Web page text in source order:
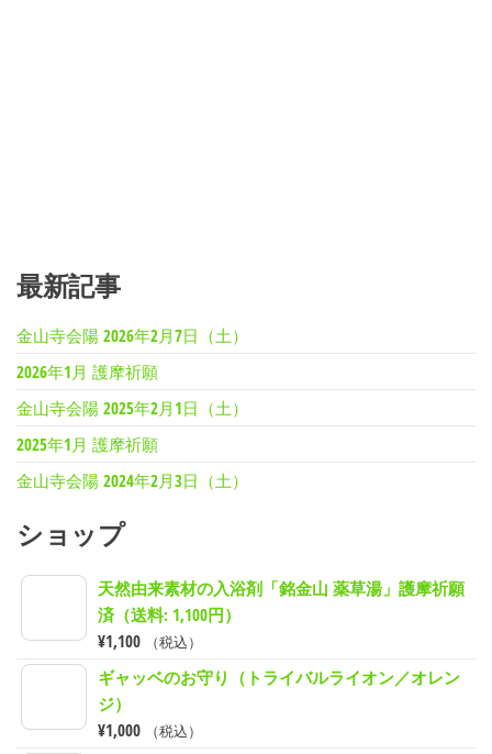
最新記事
金山寺会陽 2026年2月7日（土）
2026年1月 護摩祈願
金山寺会陽 2025年2月1日（土）
2025年1月 護摩祈願
金山寺会陽 2024年2月3日（土）
ショップ
天然由来素材の入浴剤「銘金山 薬草湯」護摩祈願
済（送料: 1,100円）
¥1,100 （税込）
ギャッベのお守り（トライバルライオン／オレン
ジ）
¥1,000 （税込）